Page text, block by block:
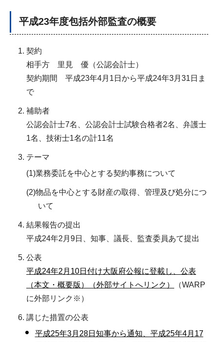
平成23年度包括外部監査の概要
契約
相手方 里見 優（公認会計士）
契約期間 平成23年4月1日から平成24年3月31日ま
で
補助者
公認会計士7名、公認会計士試験合格者2名、弁護士
1名、技術士1名の計11名
テーマ
(1)業務委託を中心とする契約事務について
(2)物品を中心とする財産の取得、管理及び処分につ
いて
結果報告の提出
平成24年2月9日、知事、議長、監査委員あて提出
公表
平成24年2月10日付け大阪府公報に登載し、公表
（本文・概要版）（外部サイトへリンク）
（WARP
に外部リンク※）
講じた措置の公表
平成25年3月28日知事から通知、平成25年4月17